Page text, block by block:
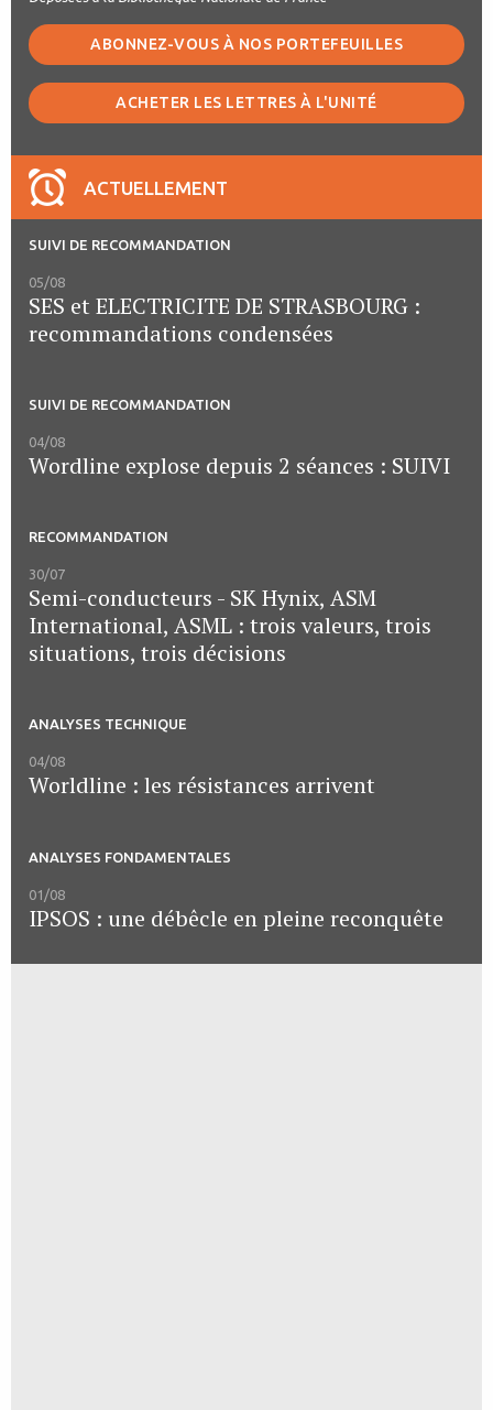
ABONNEZ-VOUS À NOS PORTEFEUILLES
ACHETER LES LETTRES À L'UNITÉ
ACTUELLEMENT
SUIVI DE RECOMMANDATION
05/08
SES et ELECTRICITE DE STRASBOURG :
recommandations condensées
SUIVI DE RECOMMANDATION
04/08
Wordline explose depuis 2 séances : SUIVI
RECOMMANDATION
30/07
Semi-conducteurs - SK Hynix, ASM
International, ASML : trois valeurs, trois
situations, trois décisions
ANALYSES TECHNIQUE
04/08
Worldline : les résistances arrivent
ANALYSES FONDAMENTALES
01/08
IPSOS : une débêcle en pleine reconquête